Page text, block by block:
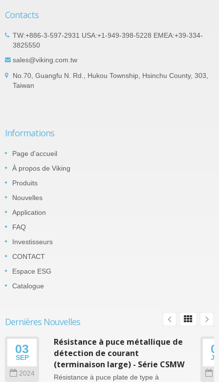
Contacts
TW:+886-3-597-2931 USA:+1-949-398-5228 EMEA:+39-334-
3825550
sales@viking.com.tw
No.70, Guangfu N. Rd., Hukou Township, Hsinchu County, 303,
Taiwan
Informations
Page d'accueil
À propos de Viking
Produits
Nouvelles
Application
FAQ
Investisseurs
CONTACT
Espace ESG
Catalogue
Dernières Nouvelles
03
SEP
2024
Résistance à puce métallique de
détection de courant
(terminaison large) - Série CSMW
Résistance à puce plate de type à